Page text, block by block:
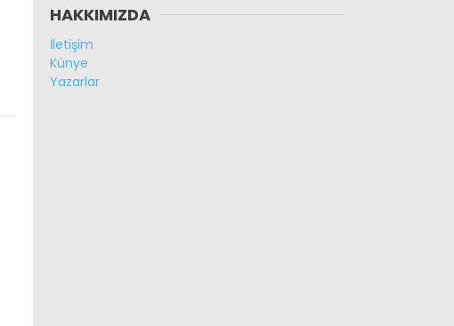
HAKKIMIZDA
İletişim
Künye
Yazarlar